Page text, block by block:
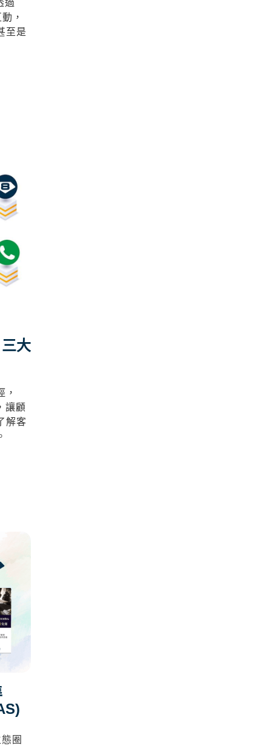
過
，
至是
大
，
讓顧
解客
圈